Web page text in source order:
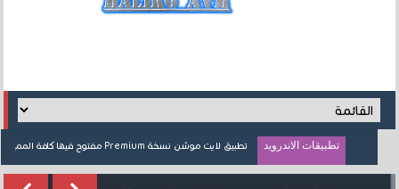
تطبيقات الاندرويد تطبيق لايت موشن نسخة Premium مفتوح فيها كافة المميزات المدفوعة